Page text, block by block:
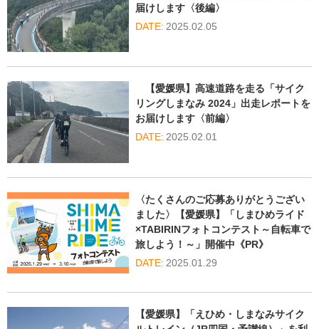
届けします〈後編〉
2025.02.05
【愛媛県】高速道路を走る「サイク
リングしまなみ 2024」出走レポートを
お届けします〈前編〉
2025.02.01
〈たくさんのご応募ありがとうござい
ました〉【愛媛県】「しまひめライド
×TABIRINフォトコンテスト～自転車で
旅しよう！～」開催中《PR》
2025.01.29
【愛媛県】「えひめ・しまなみサイク